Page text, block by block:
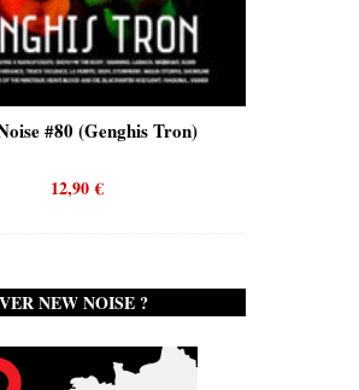
#80 (Genghis Tron)
12,90€
NEW NOISE ?